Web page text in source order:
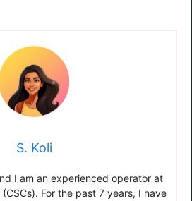
S. Koli
I am an experienced operator at
For the past 7 years, I have